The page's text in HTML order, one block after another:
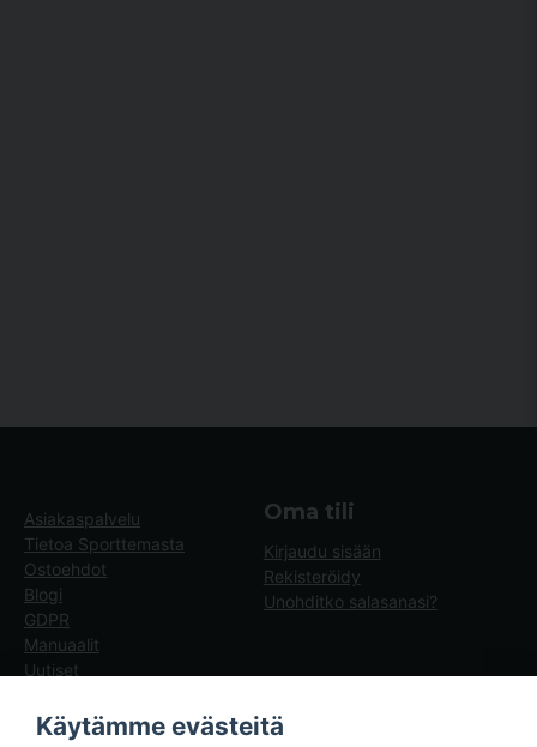
Lähetä kysymys
Asiakaspalvelu
Tietoa Sporttemasta
Ostoehdot
Blogi
GDPR
Manuaalit
Uutiset
Oma tili
Kirjaudu sisään
Rekisteröidy
Unohditko salasanasi?
Käytämme evästeitä